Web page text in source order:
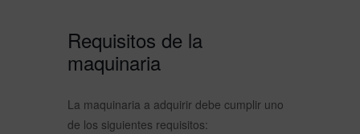
Requisitos de la
maquinaria
La maquinaria a adquirir debe cumplir uno
de los siguientes requisitos: